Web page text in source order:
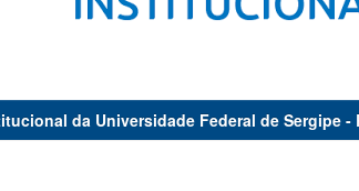
da Universidade Federal de Sergipe -